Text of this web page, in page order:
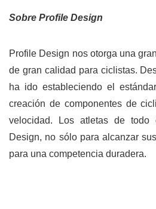
Sobre Profile Design
Profile Design nos otorga una
de gran calidad para ciclistas.
ha ido estableciendo el
creación de componentes de
velocidad. Los atletas de todo
Design, no sólo para alcanzar
para una competencia duradera.